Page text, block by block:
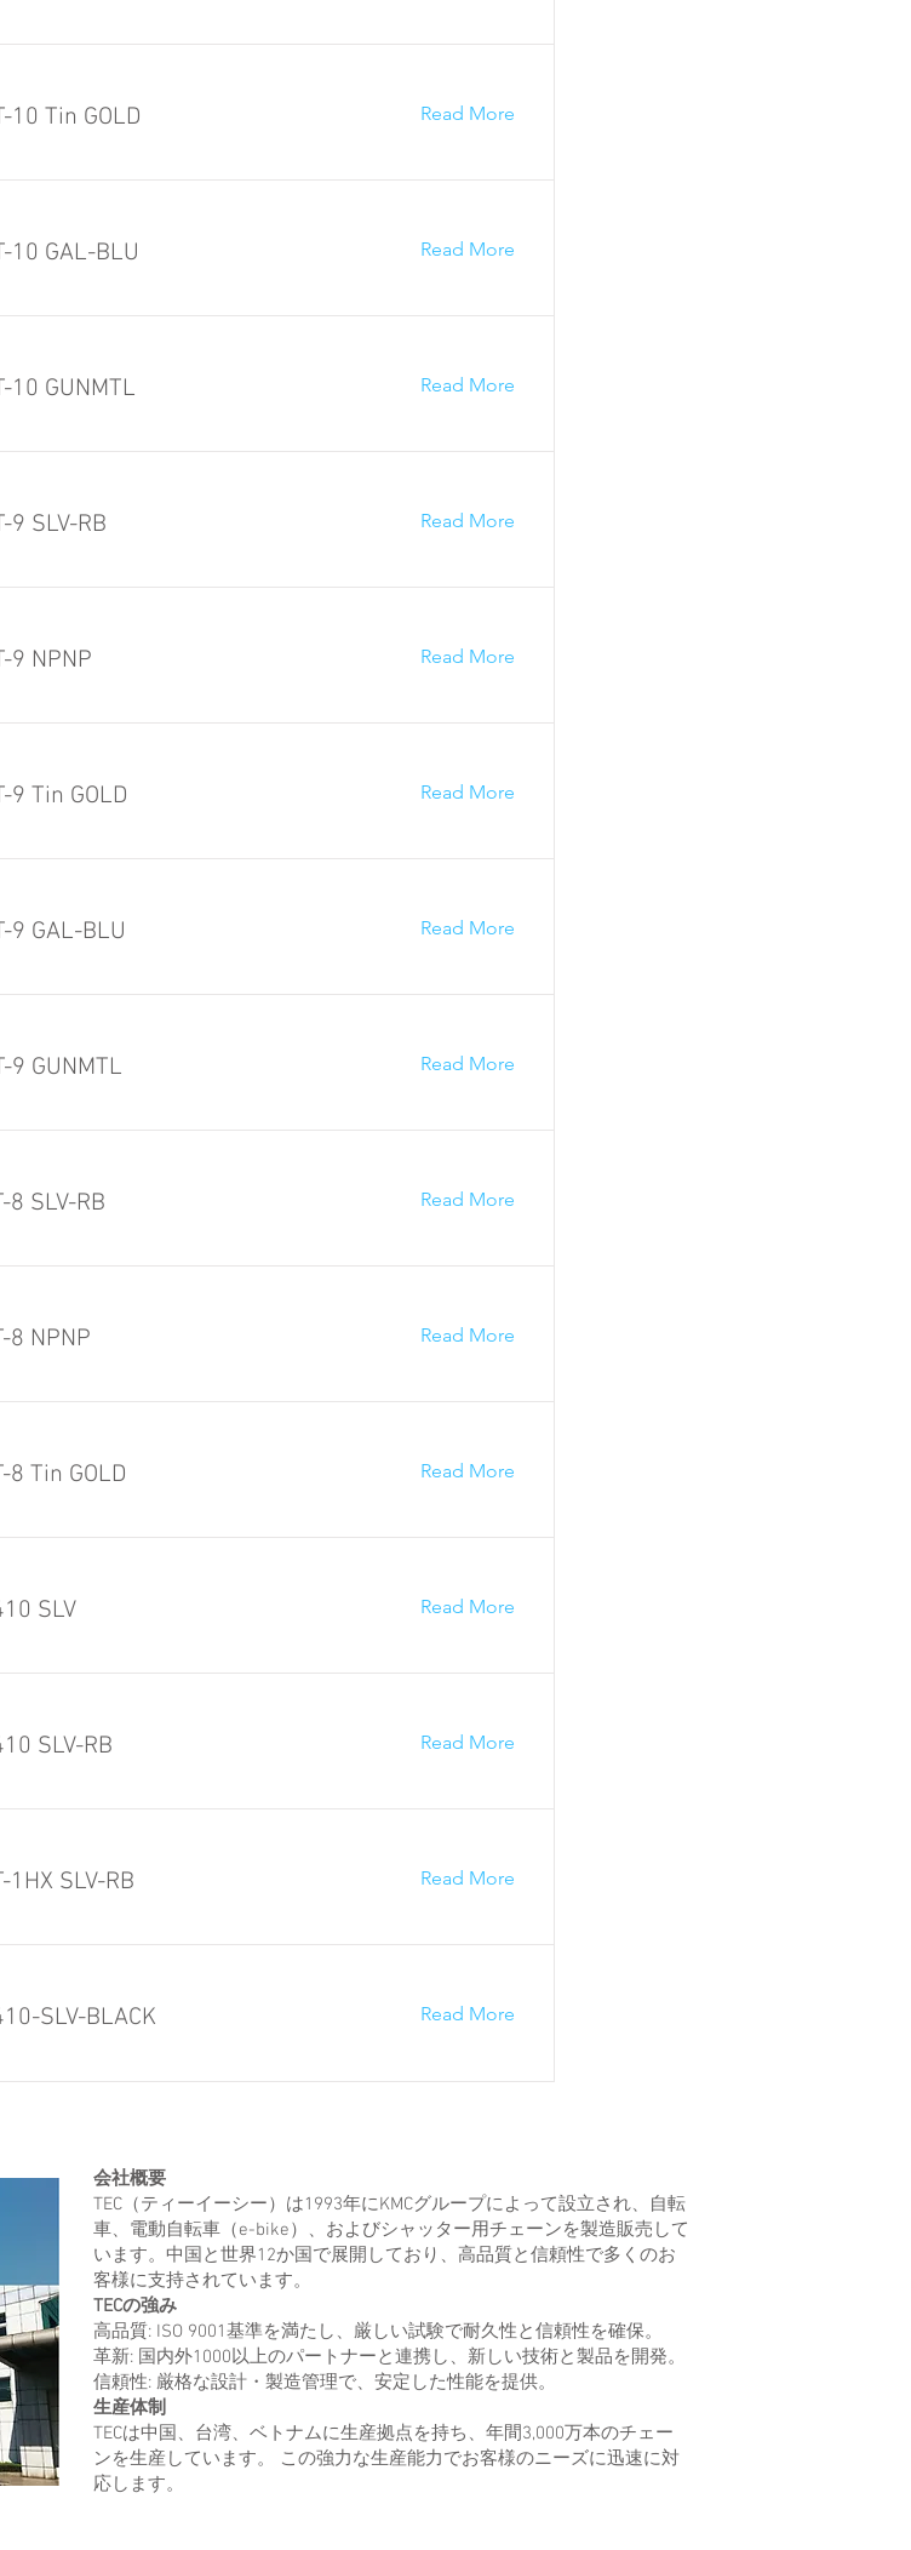
10 Tin GOLD Read More
10 GAL-BLU Read More
10 GUNMTL Read More
9 SLV-RB Read More
9 NPNP Read More
9 Tin GOLD Read More
9 GAL-BLU Read More
9 GUNMTL Read More
8 SLV-RB Read More
8 NPNP Read More
8 Tin GOLD Read More
SLV Read More
SLV-RB Read More
1HX SLV-RB Read More
SLV-BLACK Read More
会社概要
TEC（ティーイーシー）は1993年にKMCグループによって設立され、自転
車、電動自転車（e-bike）、およびシャッター用チェーンを製造販売して
います。中国と世界12か国で展開しており、高品質と信頼性で多くのお
客様に支持されています。
TECの強み
高品質: ISO 9001基準を満たし、厳しい試験で耐久性と信頼性を確保。
革新: 国内外1000以上のパートナーと連携し、新しい技術と製品を開発。
信頼性: 厳格な設計・製造管理で、安定した性能を提供。
生産体制
TECは中国、台湾、ベトナムに生産拠点を持ち、年間3,000万本のチェー
ンを生産しています。 この強力な生産能力でお客様のニーズに迅速に対
応します。